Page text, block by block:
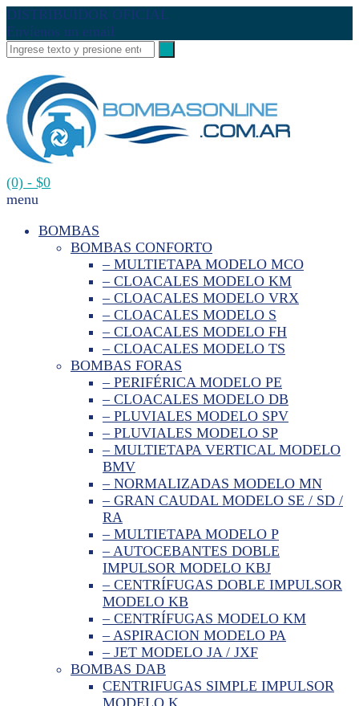
DISTRIBUIDOR OFICIAL
Envíenos un email
(0) - $0
menu
BOMBAS
BOMBAS CONFORTO
– MULTIETAPA MODELO MCO
– CLOACALES MODELO KM
– CLOACALES MODELO VRX
– CLOACALES MODELO S
– CLOACALES MODELO FH
– CLOACALES MODELO TS
BOMBAS FORAS
– PERIFÉRICA MODELO PE
– CLOACALES MODELO DB
– PLUVIALES MODELO SPV
– PLUVIALES MODELO SP
– MULTIETAPA VERTICAL MODELO
BMV
– NORMALIZADAS MODELO MN
– GRAN CAUDAL MODELO SE / SD /
RA
– MULTIETAPA MODELO P
– AUTOCEBANTES DOBLE
IMPULSOR MODELO KBJ
– CENTRÍFUGAS DOBLE IMPULSOR
MODELO KB
– CENTRÍFUGAS MODELO KM
– ASPIRACION MODELO PA
– JET MODELO JA / JXF
BOMBAS DAB
CENTRIFUGAS SIMPLE IMPULSOR
MODELO K